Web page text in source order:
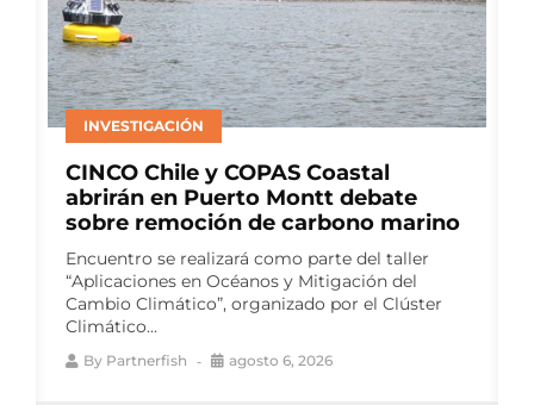
INVESTIGACIÓN
CINCO Chile y COPAS Coastal
abrirán en Puerto Montt debate
sobre remoción de carbono marino
Encuentro se realizará como parte del taller
“Aplicaciones en Océanos y Mitigación del
Cambio Climático”, organizado por el Clúster
Climático...
By Partnerfish agosto 6, 2026